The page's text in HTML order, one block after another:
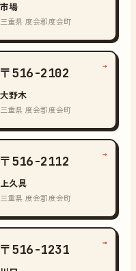
市場
三重県 度会郡度会町
〒516-2102
大野木
三重県 度会郡度会町
→
〒516-2112
上久具
三重県 度会郡度会町
→
〒516-1231 →